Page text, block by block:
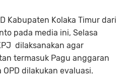
Kabupaten Kolaka Timur dari
pada media ini, Selasa
dilaksanakan agar
termasuk Pagu anggaran
dilakukan evaluasi.